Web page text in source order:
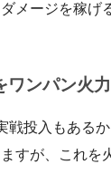
メージを稼げ
ワンパン火
戦投入もある
すが、これを